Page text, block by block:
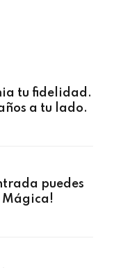
tu fidelidad.
a tu lado.
puedes
Mágica!